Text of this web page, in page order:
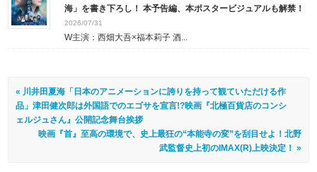
海」を書き下ろし！ 本予告編、本ポスタービジュアルも解禁！
2026/07/31
W主演：西畑大吾×福本莉子 酒...
« 川井田夏海「日本のアニメーションに誇りを持って観ていただける作
品」津田健次郎は外国語でのエゴサを宣言!?映画『北極百貨店のコンシ
ェルジュさん』公開記念舞台挨拶
映画『首』至高の環境で、史上最狂の“本能寺の変”を刮目せよ！北野
武監督史上初のIMAX(R)上映決定！ »